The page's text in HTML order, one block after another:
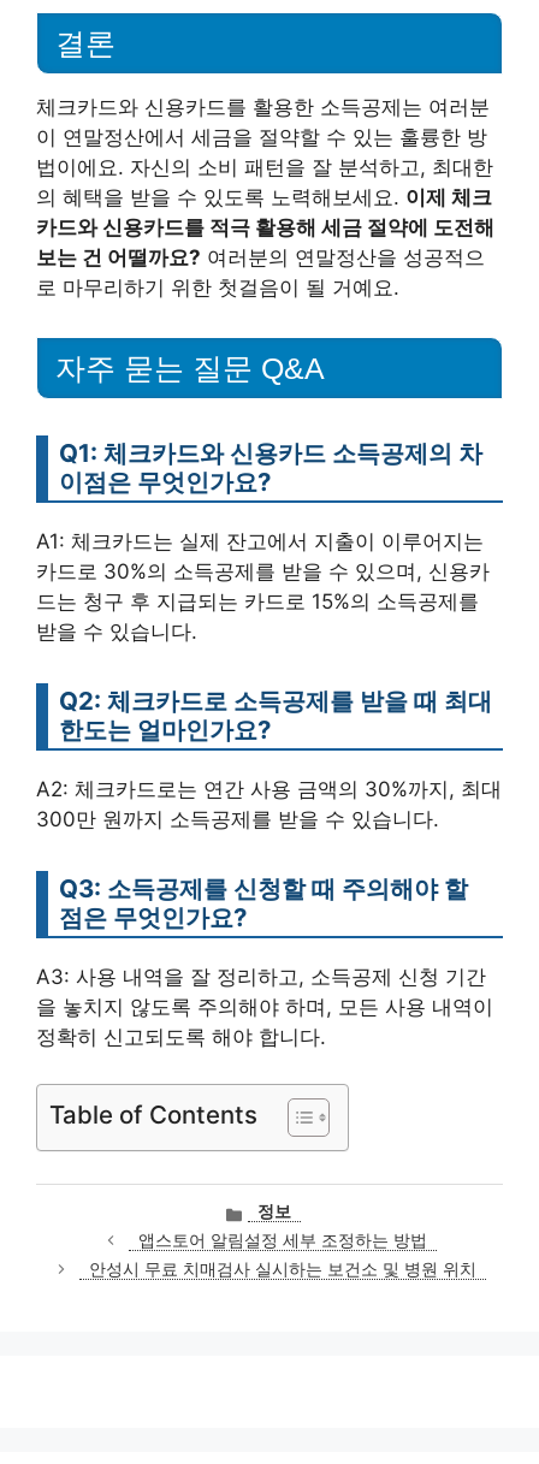
결론
체크카드와 신용카드를 활용한 소득공제는 여러분
이 연말정산에서 세금을 절약할 수 있는 훌륭한 방
법이에요. 자신의 소비 패턴을 잘 분석하고, 최대한
의 혜택을 받을 수 있도록 노력해보세요. 이제 체크
카드와 신용카드를 적극 활용해 세금 절약에 도전해
보는 건 어떨까요? 여러분의 연말정산을 성공적으
로 마무리하기 위한 첫걸음이 될 거예요.
자주 묻는 질문 Q&A
Q1: 체크카드와 신용카드 소득공제의 차
이점은 무엇인가요?
A1: 체크카드는 실제 잔고에서 지출이 이루어지는
카드로 30%의 소득공제를 받을 수 있으며, 신용카
드는 청구 후 지급되는 카드로 15%의 소득공제를
받을 수 있습니다.
Q2: 체크카드로 소득공제를 받을 때 최대
한도는 얼마인가요?
A2: 체크카드로는 연간 사용 금액의 30%까지, 최대
300만 원까지 소득공제를 받을 수 있습니다.
Q3: 소득공제를 신청할 때 주의해야 할
점은 무엇인가요?
A3: 사용 내역을 잘 정리하고, 소득공제 신청 기간
을 놓치지 않도록 주의해야 하며, 모든 사용 내역이
정확히 신고되도록 해야 합니다.
Table of Contents
카
테
고
리
정보
앱스토어 알림설정 세부 조정하는 방법
안성시 무료 치매검사 실시하는 보건소 및 병원 위치